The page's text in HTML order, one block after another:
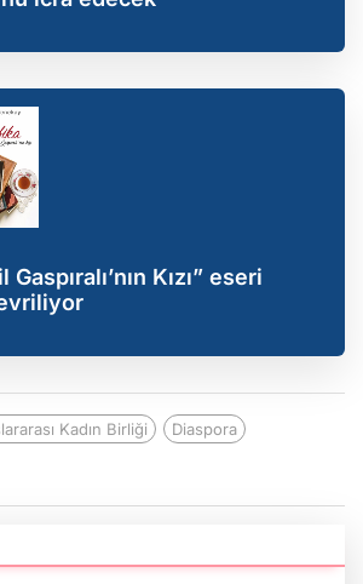
Kızı” eseri
Kadın Birliği
Diaspora